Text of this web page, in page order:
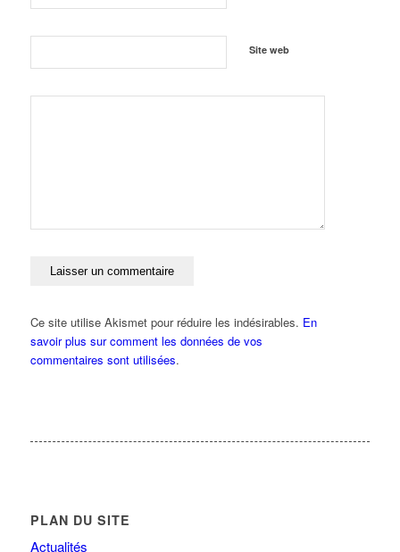
Site web
Ce site utilise Akismet pour réduire les indésirables. En
savoir plus sur comment les données de vos
commentaires sont utilisées.
PLAN DU SITE
Actualités